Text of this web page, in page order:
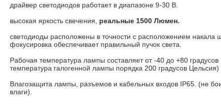
драйвер светодиодов работает в диапазоне 9-30 В.
высокая яркость свечения, реальные 1500 Люмен.
светодиоды расположены в точности с расположением
фокусировка обеспечивает правильный пучок света.
Рабочая температура лампы составляет от -40 до +80
температура галогенной лампы порядка 200 градусов Цельсия)
Влагозащита лампы, разъемов и кабельных входов IP65. (не
влаги).